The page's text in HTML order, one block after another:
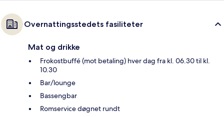
Overnattingsstedets fasiliteter
Mat og drikke
Frokostbuffé (mot betaling) hver dag fra kl. 06.30 til kl.
10.30
Bar/lounge
Bassengbar
Romservice døgnet rundt